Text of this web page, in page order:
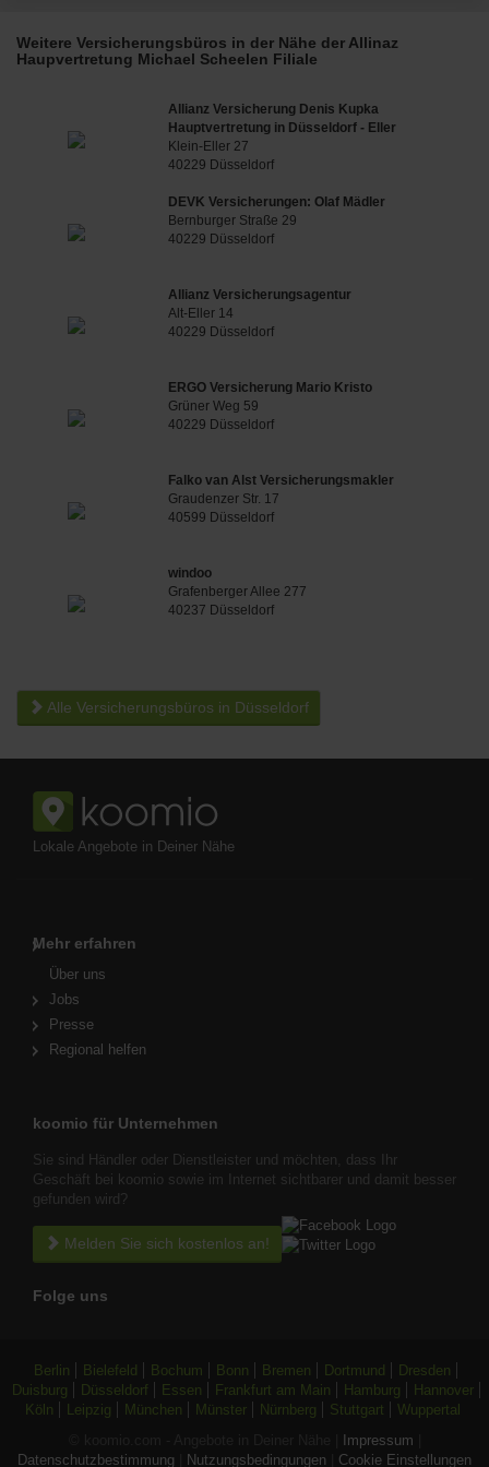
Weitere Versicherungsbüros in der Nähe der Allinaz
Haupvertretung Michael Scheelen Filiale
Allianz Versicherung Denis Kupka
Hauptvertretung in Düsseldorf - Eller
Klein-Eller 27
40229 Düsseldorf
DEVK Versicherungen: Olaf Mädler
Bernburger Straße 29
40229 Düsseldorf
Allianz Versicherungsagentur
Alt-Eller 14
40229 Düsseldorf
ERGO Versicherung Mario Kristo
Grüner Weg 59
40229 Düsseldorf
Falko van Alst Versicherungsmakler
Graudenzer Str. 17
40599 Düsseldorf
windoo
Grafenberger Allee 277
40237 Düsseldorf
Alle Versicherungsbüros in Düsseldorf
Lokale Angebote in Deiner Nähe
Mehr erfahren
Über uns
Jobs
Presse
Regional helfen
koomio für Unternehmen
Sie sind Händler oder Dienstleister und möchten, dass Ihr
Geschäft bei koomio sowie im Internet sichtbarer und damit besser
gefunden wird?
Melden Sie sich kostenlos an!
Folge uns
Berlin Bielefeld Bochum Bonn Bremen Dortmund
Dresden
Duisburg
Düsseldorf Essen Frankfurt am Main Hamburg
Hannover
Köln
Leipzig München Münster Nürnberg Stuttgart
Wuppertal
Impressum
Datenschutzbestimmung
Nutzungsbedingungen Cookie Einstellungen